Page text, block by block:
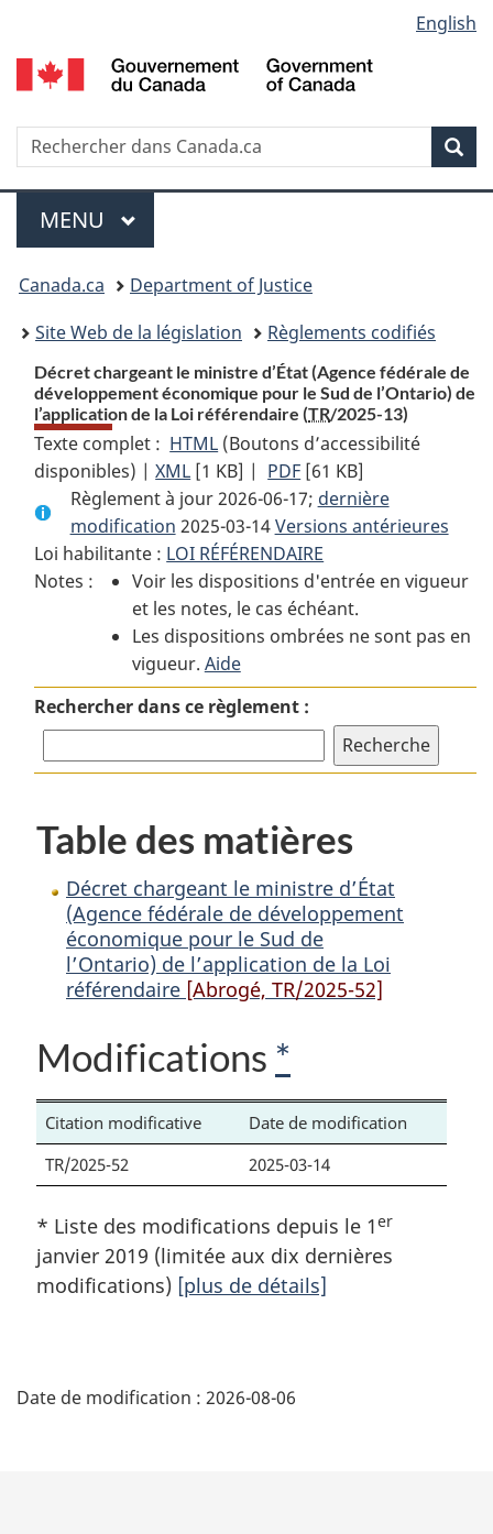
au
contenu
propos
de
la
HTML
simplifiée
selection
English
Recherche
Menu
MENU PRINCIPAL
You
are
here:
Canada.ca
Department of Justice
Site Web de la législation
Règlements codifiés
Décret chargeant le ministre d’État (Agence fédérale de
développement économique pour le Sud de l’Ontario) de
l’application de la Loi référendaire (TR/2025-13)
Texte complet : HTML Texte
complet
:
Décret
chargeant
le
ministre
d’État
(Agence
fédérale
de
développement
économique
le
Sud
de
l’Ontario)
de
l’application
de
Loi
référendaire
(Boutons d’accessibilité
disponibles) |XML Texte
complet
:
Décret
chargeant
le
ministre
d’État
(Agence
fédérale
développement
pour
le
Sud
de
l’Ontario)
de
l’application
la
Loi
référendaire
[1 KB] | PDF Texte
complet
:
Décret
chargeant
le
ministre
(Agence
fédérale
développement
pour
le
Sud
de
l’Ontario)
de
l’application
référendaire
[61 KB]
Règlement à jour 2026-06-17; dernière
modification 2025-03-14Versions antérieures
Loi habilitante : LOI RÉFÉRENDAIRE
Notes :
Voir les dispositions d'entrée en vigueur
et les notes, le cas échéant.
Les dispositions ombrées ne sont pas en
vigueur. Aide
Rechercher dans ce règlement :
Table des matières
Décret chargeant le ministre d’État
(Agence fédérale de développement
économique pour le Sud de
l’Ontario) de l’application de la Loi
référendaire [Abrogé, TR/2025-52]
Modifications *
Citation modificative
Date de modification
TR/2025-52
2025-03-14
* Liste des modifications depuis le 1er
janvier 2019 (limitée aux dix dernières
modifications) [plus de détails]
é
Date de modification : 2026-08-06